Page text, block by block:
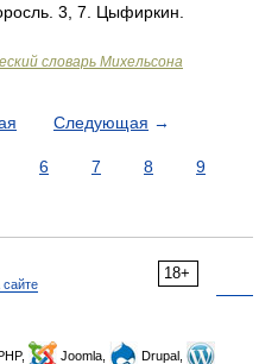
3, 7. Цыфиркин.
словарь Михельсона
Следующая →
6 7 8
9
18+
Joomla,
Drupal,